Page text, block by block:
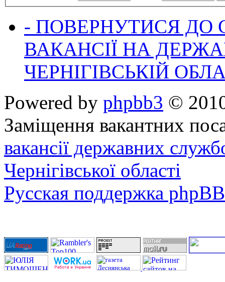
- ПОВЕРНУТИСЯ ДО
ВАКАНСІЇ НА
ЧЕРНІГІВСЬКІЙ
Powered by phpbb3 ©
Заміщення вакантних
вакансії державних
Чернігівської області
Русская поддержка phpBB